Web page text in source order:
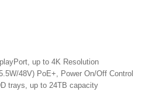
up to 4K Resolution
48V) PoE+, Power On/Off Control
trays, up to 24TB capacity